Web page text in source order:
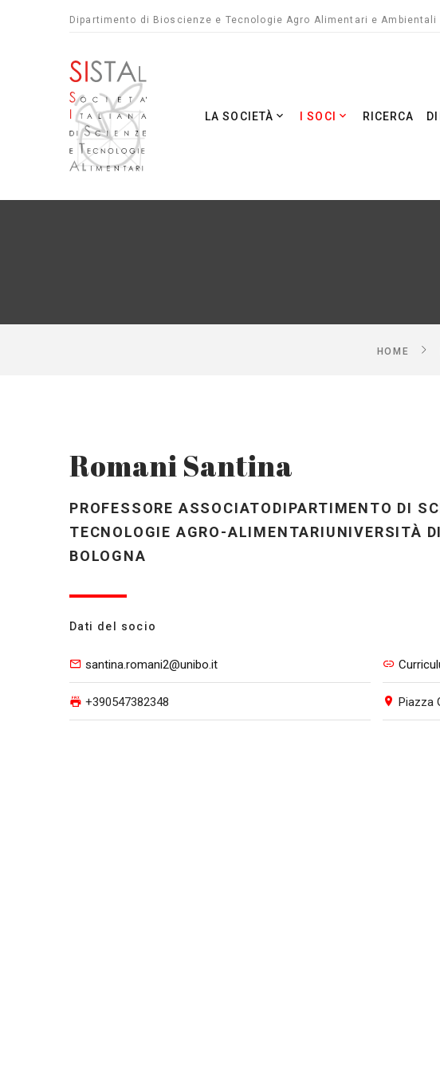
Dipartimento di Bioscienze e Tecnologie Agro Alimentari e
LA SOCIETÀ I SOCI RICERCA
HOME
Romani Santina
PROFESSORE ASSOCIATODIPARTIMENTO DI
TECNOLOGIE AGRO-ALIMENTARIUNIVERSITÀ DI
BOLOGNA
Dati del socio
santina.romani2@unibo.it
+390547382348 Piazza